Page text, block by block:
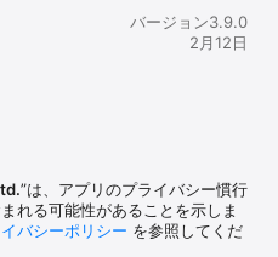
るスマートフォン決済アプリ
バージョン3.9.0
2月12日
”は、アプリのプライバシー慣行
れる可能性があることを示しま
バシーポリシー を参照してくだ